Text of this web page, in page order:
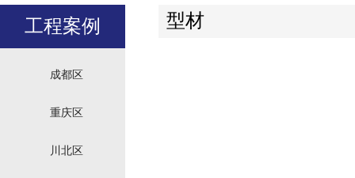
工程案例
成都区
重庆区
川北区
型材